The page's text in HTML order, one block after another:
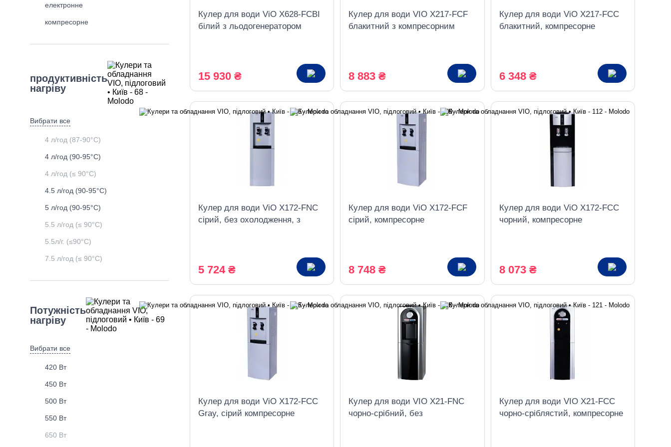
електронне
компресорне
продуктивність
нагріву
Вибрати все
4 л/год (87-90°C)
4 л/год (90-95°C)
4 л/год (≤ 90°C)
4.5 л/год (90-95°C)
5 л/год (90-95°C)
5.5 л/год (≤ 90°C)
5.5л/г. (≤90°C)
7.5 л/год (≤ 90°C)
Потужність
нагріву
Вибрати все
420 Вт
450 Вт
500 Вт
550 Вт
650 Вт
Кулер для води ViO X628-FCBI
білий з льодогенератором
15 930 ₴
Кулер для води VIO Х217-FCF
блакитний з компресорним
8 883 ₴
Кулер для води ViO X217-FCC
блакитний, компресорне
6 348 ₴
Кулер для води ViO X172-FNC
сірий, без охолодження, з
5 724 ₴
Кулер для води ViO X172-FCF
сірий, компресорне
8 748 ₴
Кулер для води ViO X172-FCC
чорний, компресорне
8 073 ₴
Кулер для води ViO X172-FCC
Gray, сірий компресорне
Кулер для води VIO Х21-FNC
чорно-срібний, без
Кулер для води VIO Х21-FCC
чорно-сріблястий, компресорне